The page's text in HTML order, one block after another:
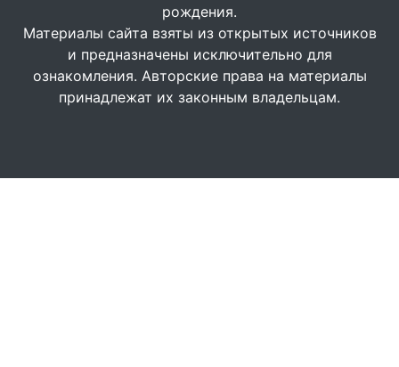
рождения.
Материалы сайта взяты из открытых источников
и предназначены исключительно для
ознакомления. Авторские права на материалы
принадлежат их законным владельцам.